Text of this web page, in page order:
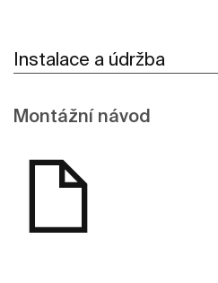
Instalace a údržba
Montážní návod